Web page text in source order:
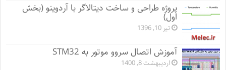
پروژه طراحی و ساخت دیتالاگر با آردوینو (بخش
اول)
تیر 10, 1396
آموزش اتصال سروو موتور به STM32
اردیبهشت 8, 1400